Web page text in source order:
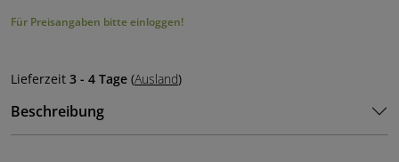
Für Preisangaben bitte einloggen!
Lieferzeit 3 - 4 Tage (Ausland)
Beschreibung